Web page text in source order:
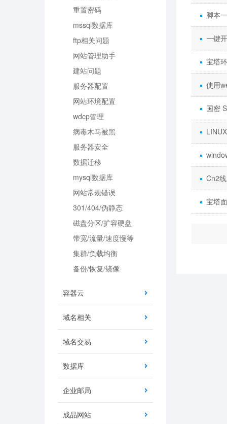
重置密码
mssql数据库
ftp相关问题
网站管理助手
建站问题
服务器配置
网站环境配置
wdcp管理
病毒木马被黑
服务器安全
数据迁移
mysql数据库
网站常规错误
301/404/伪静态
磁盘分区/扩容硬盘
带宽/流量/速度慢等
集群/负载均衡
备份/恢复/镜像
容器云
域名相关
域名交易
数据库
企业邮局
成品网站
脚本
一键
宝塔
使用
国密
Cn2
宝塔